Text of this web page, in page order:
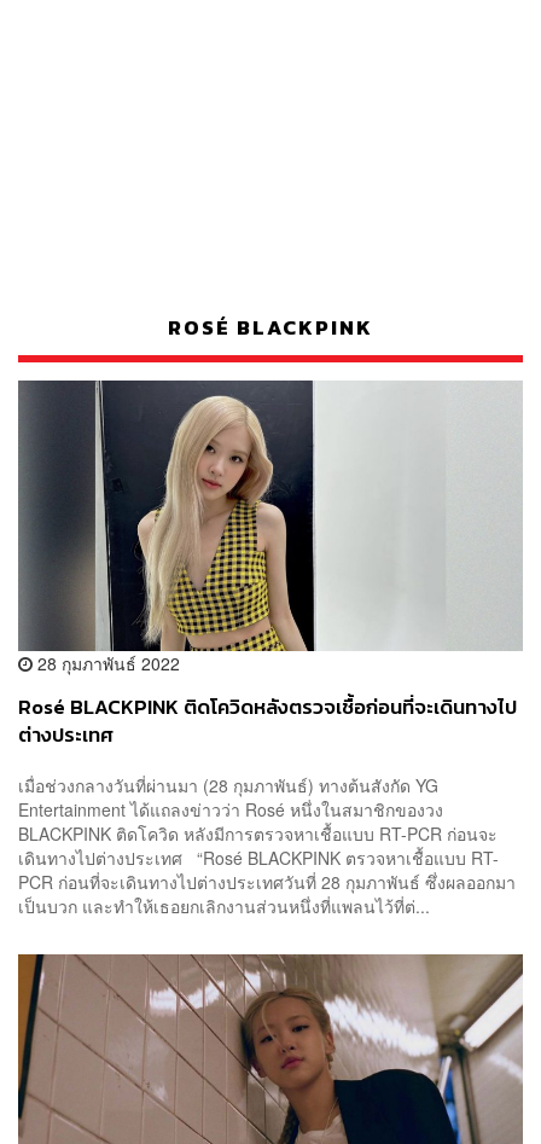
ROSÉ BLACKPINK
28 กุมภาพันธ์ 2022
Rosé BLACKPINK ติดโควิดหลังตรวจเชื้อก่อนที่จะเดินทางไป
ต่างประเทศ
เมื่อช่วงกลางวันที่ผ่านมา (28 กุมภาพันธ์) ทางต้นสังกัด YG
Entertainment ได้แถลงข่าวว่า Rosé หนึ่งในสมาชิกของวง
BLACKPINK ติดโควิด หลังมีการตรวจหาเชื้อแบบ RT-PCR ก่อนจะ
เดินทางไปต่างประเทศ “Rosé BLACKPINK ตรวจหาเชื้อแบบ RT-
PCR ก่อนที่จะเดินทางไปต่างประเทศวันที่ 28 กุมภาพันธ์ ซึ่งผลออกมา
เป็นบวก และทำให้เธอยกเลิกงานส่วนหนึ่งที่แพลนไว้ที่ต่...